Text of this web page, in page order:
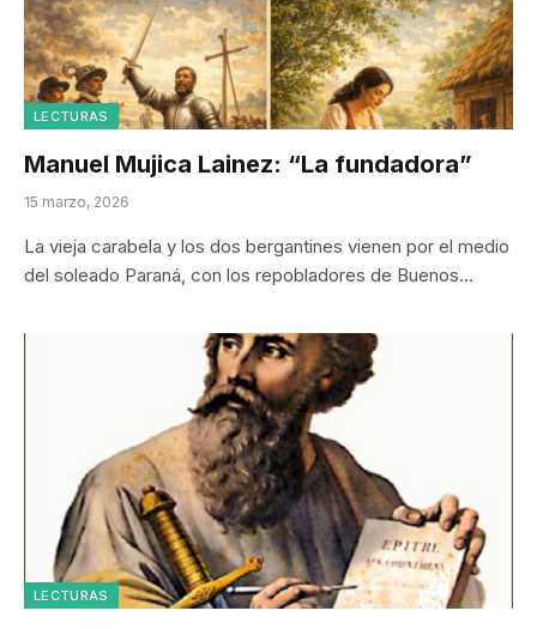
LECTURAS
Manuel Mujica Lainez: “La fundadora”
15 marzo, 2026
La vieja carabela y los dos bergantines vienen por el medio
del soleado Paraná, con los repobladores de Buenos…
LECTURAS